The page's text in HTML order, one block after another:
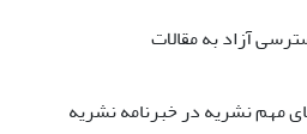
مهم نشریه در خبرنامه نشریه